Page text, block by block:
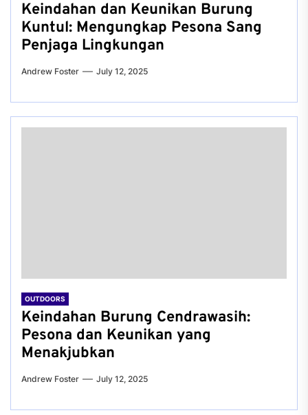
Keindahan dan Keunikan Burung
Kuntul: Mengungkap Pesona Sang
Penjaga Lingkungan
Andrew Foster July 12, 2025
OUTDOORS
Keindahan Burung Cendrawasih:
Pesona dan Keunikan yang
Menakjubkan
Andrew Foster July 12, 2025